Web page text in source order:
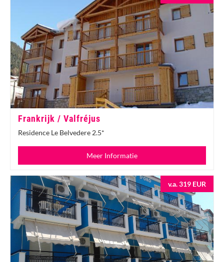
Frankrijk / Valfréjus
Residence Le Belvedere 2.5*
Meer Informatie
v.a. 319 EUR